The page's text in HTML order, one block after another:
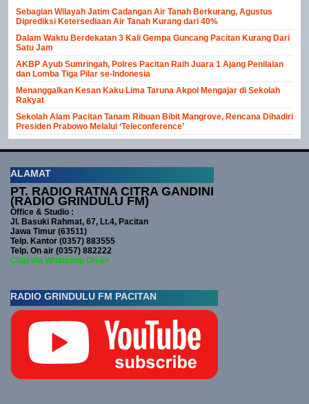
Sebagian Wilayah Jatim Cadangan Air Tanah Berkurang, Agustus
Diprediksi Ketersediaan Air Tanah Kurang dari 40%
Dalam Waktu Berdekatan 3 Kali Gempa Guncang Pacitan Kurang Dari
Satu Jam
AKBP Ayub Sumringah, Polres Pacitan Raih Juara 1 Ajang Penilaian
dan Lomba Tiga Pilar se-Indonesia
Menanggalkan Kesan Kaku Lima Taruna Akpol Mengajar di Sekolah
Rakyat
Sekolah Alam Pacitan Tanam Ribuan Bibit Mangrove, Rencana Dihadiri
Presiden Prabowo Melalui ‘Teleconference’
ALAMAT
PT. RADIO RATNA CITRA GANDINI
(RADIO GRINDULU FM)
Office & Studio :
Jl. Basuki Rahmat, 67, Lt.4, Pacitan
Jawa Timur (63511)
Telp. Kantor (0357) 883555
Telp. On air (0357) 882222
Chat via Whatsapp On air
RADIO GRINDULU FM PACITAN